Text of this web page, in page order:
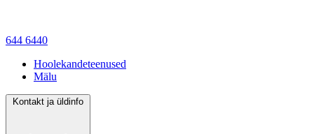
644 6440
Hoolekandeteenused
Mälu
Kontakt ja üldinfo